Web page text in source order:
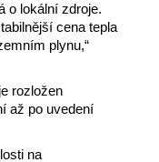
o lokální zdroje.
cena tepla
plynu,“
rozložen
až po uvedení
na